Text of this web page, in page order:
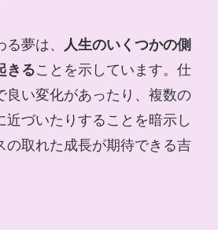
夢は、
人生のいくつかの側
きることを示しています。仕
良い変化があったり、複数の
近づいたりすることを暗示し
の取れた成長が期待できる吉